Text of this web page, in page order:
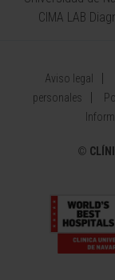
CIMA LAB
Aviso legal
personales
©